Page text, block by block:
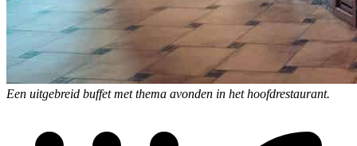
Een uitgebreid buffet met thema avonden in het hoofdrestaurant.